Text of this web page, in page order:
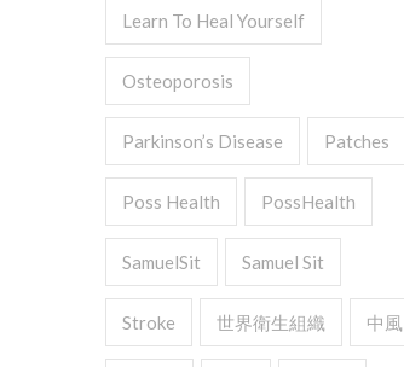
Learn To Heal Yourself
Osteoporosis
Parkinson’s Disease Patches
Poss Health PossHealth
SamuelSit Samuel Sit
Stroke 世界衛生組織 中風